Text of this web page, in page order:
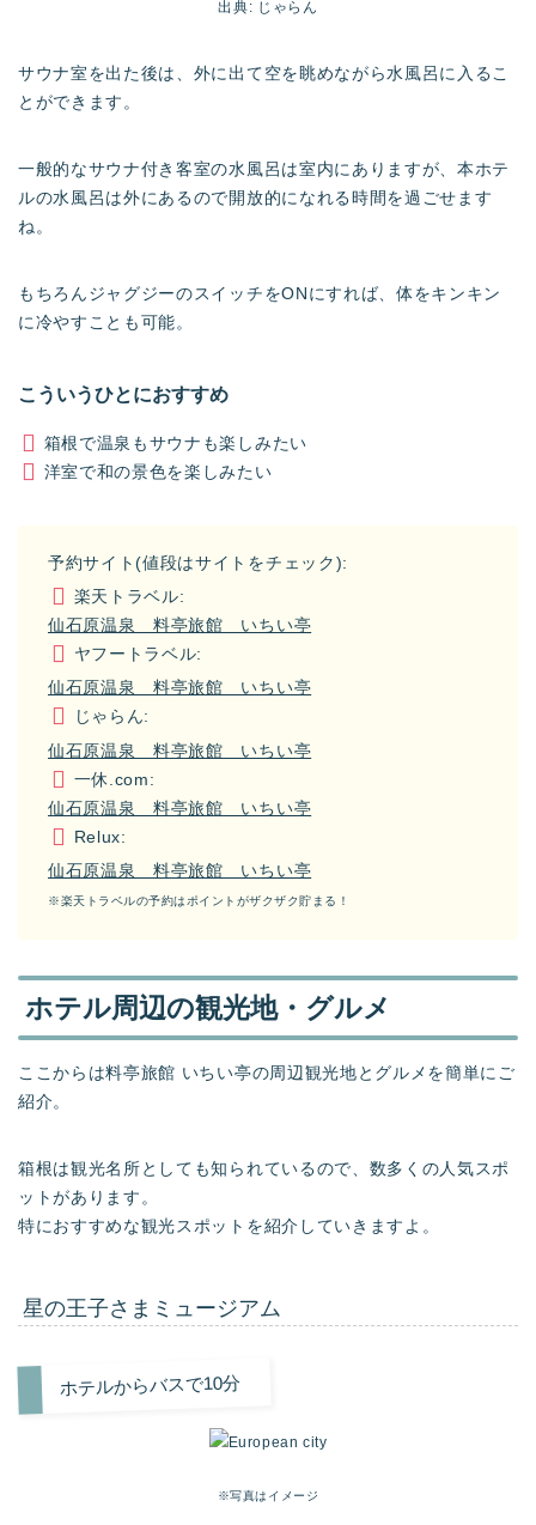
出典: じゃらん
サウナ室を出た後は、外に出て空を眺めながら水風呂に入るこ
とができます。
一般的なサウナ付き客室の水風呂は室内にありますが、本ホテ
ルの水風呂は外にあるので開放的になれる時間を過ごせます
ね。
もちろんジャグジーのスイッチをONにすれば、体をキンキン
に冷やすことも可能。
こういうひとにおすすめ
箱根で温泉もサウナも楽しみたい
洋室で和の景色を楽しみたい
予約サイト(値段はサイトをチェック):
楽天トラベル:
仙石原温泉 料亭旅館 いちい亭
ヤフートラベル:
仙石原温泉 料亭旅館 いちい亭
じゃらん:
仙石原温泉 料亭旅館 いちい亭
一休.com:
仙石原温泉 料亭旅館 いちい亭
Relux:
仙石原温泉 料亭旅館 いちい亭
※楽天トラベルの予約はポイントがザクザク貯まる！
ホテル周辺の観光地・グルメ
ここからは料亭旅館 いちい亭の周辺観光地とグルメを簡単にご
紹介。
箱根は観光名所としても知られているので、数多くの人気スポ
ットがあります。
特におすすめな観光スポットを紹介していきますよ。
星の王子さまミュージアム
ホテルからバスで10分
※写真はイメージ